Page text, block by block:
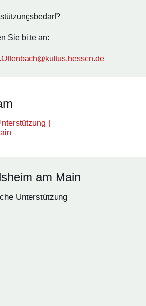
Sie bitte an:
|
am Main
Unterstützung